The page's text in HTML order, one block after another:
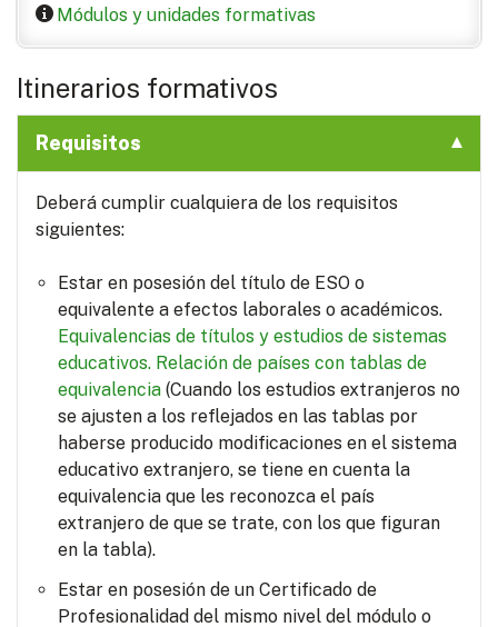
Módulos y unidades formativas
Itinerarios formativos
Requisitos
Deberá cumplir cualquiera de los requisitos
siguientes:
Estar en posesión del título de ESO o
equivalente a efectos laborales o académicos.
Equivalencias de títulos y estudios de sistemas
educativos. Relación de países con tablas de
equivalencia (Cuando los estudios extranjeros no
se ajusten a los reflejados en las tablas por
haberse producido modificaciones en el sistema
educativo extranjero, se tiene en cuenta la
equivalencia que les reconozca el país
extranjero de que se trate, con los que figuran
en la tabla).
Estar en posesión de un Certificado de
Profesionalidad del mismo nivel del módulo o